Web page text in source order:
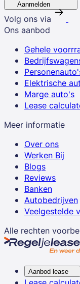
Aanmelden
Volg ons via
Ons aanbod
Gehele
Elektrische
Marge auto's
Lease
Meer informatie
Over ons
Werken Bij
Blogs
Reviews
Banken
Autobedrijven
Veelgestelde
Alle rechten
Aanbod lease